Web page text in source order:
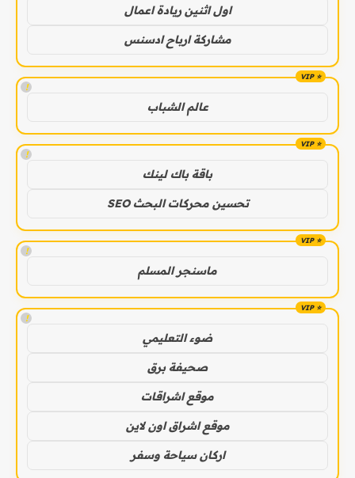
اول اثنين ريادة اعمال
مشاركة ارباح ادسنس
!
عالم الشباب
!
باقة باك لينك
تحسين محركات البحث SEO
!
ماسنجر المسلم
!
ضوء التعليمي
صحيفة برق
موقع اشراقات
موقع اشراق اون لاين
اركان سياحة وسفر